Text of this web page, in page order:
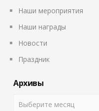
Наши мероприятия
Наши награды
Новости
Праздник
Архивы